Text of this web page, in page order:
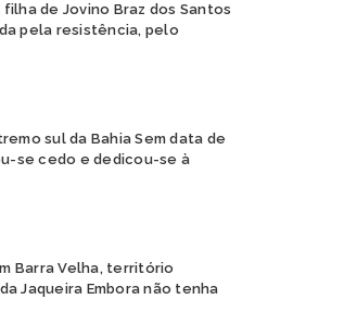
de Jovino Braz dos Santos
pela resistência, pelo
sul da Bahia Sem data de
se cedo e dedicou-se à
Barra Velha, território
Jaqueira Embora não tenha